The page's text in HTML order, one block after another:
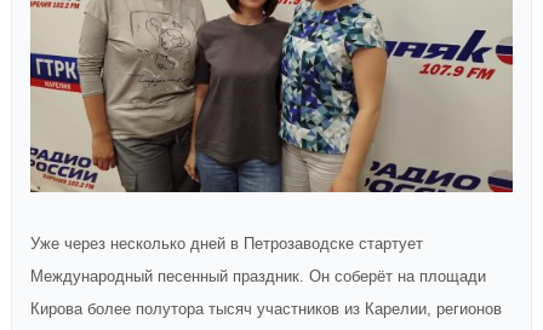
Уже через несколько дней в Петрозаводске стартует
Международный песенный праздник. Он соберёт на площади
Кирова более полутора тысяч участников из Карелии, регионов